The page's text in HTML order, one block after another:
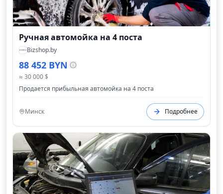
Ручная автомойка на 4 поста
Bizshop.by
88 452 BYN
≈ 30 000 $
Продается прибыльная автомойка на 4 поста
Минск Подробнее